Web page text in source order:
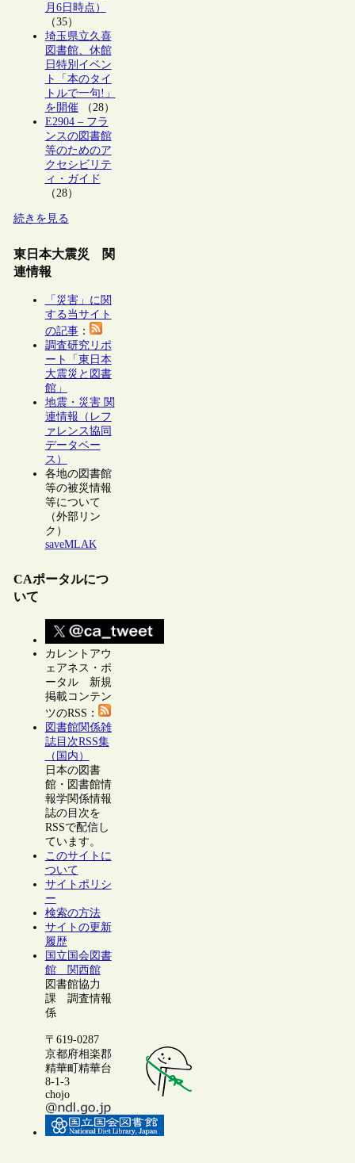
月6日時点）
（35）
埼玉県立久喜
図書館、休館
日特別イベン
ト「本のタイ
トルで一句!」
を開催（28）
E2904 – フラ
ンスの図書館
等のためのア
クセシビリテ
ィ・ガイド
（28）
続きを見る
東日本大震災 関
連情報
「災害」に関
する当サイト
の記事：
調査研究リポ
ート「東日本
大震災と図書
館」
地震・災害 関
連情報（レフ
ァレンス協同
データベー
ス）
各地の図書館
等の被災情報
等について
（外部リン
ク）
saveMLAK
CAポータルにつ
いて
カレントアウ
ェアネス・ポ
ータル 新規
掲載コンテン
ツのRSS：
図書館関係雑
誌目次RSS集
（国内）
日本の図書
館・図書館情
報学関係情報
誌の目次を
RSSで配信し
ています。
このサイトに
ついて
サイトポリシ
ー
検索の方法
サイトの更新
履歴
国立国会図書
館 関西館
図書館協力
課 調査情報
係
〒619-0287
京都府相楽郡
精華町精華台
8-1-3
chojo